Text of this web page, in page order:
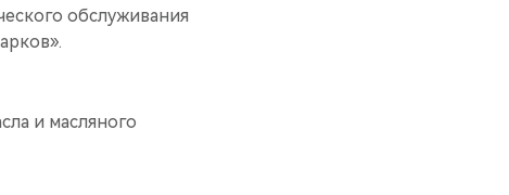
обслуживания
и масляного